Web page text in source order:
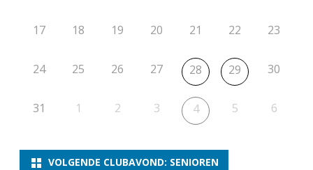
17 18 19 20 21 22 23
24 25 26 27 28 29 30
31 1 2 3 4 5 6
VOLGENDE CLUBAVOND: SENIOREN